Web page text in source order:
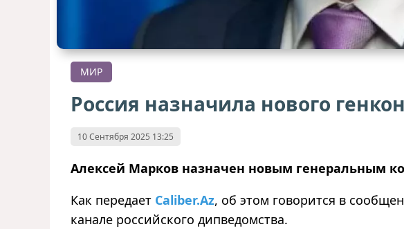
МИР
Россия назначила нового
10 Сентября 2025 13:25
Алексей Марков назначен новым генеральным
Как передает Caliber.Az, об этом говорится в
канале российского дипведомства.